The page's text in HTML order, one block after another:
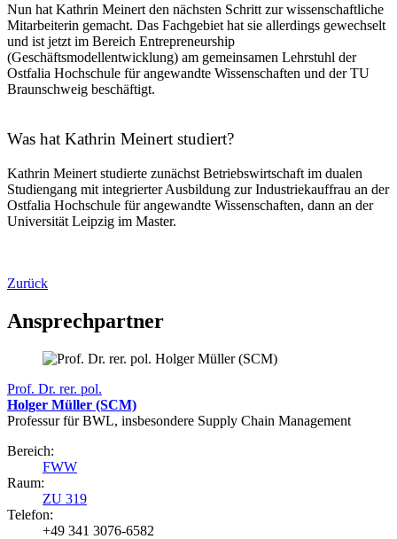
Nun hat Kathrin Meinert den nächsten Schritt zur wissenschaftliche
Mitarbeiterin gemacht. Das Fachgebiet hat sie allerdings gewechselt
und ist jetzt im Bereich Entrepreneurship
(Geschäftsmodellentwicklung) am gemeinsamen Lehrstuhl der
Ostfalia Hochschule für angewandte Wissenschaften und der TU
Braunschweig beschäftigt.
Was hat Kathrin Meinert studiert?
Kathrin Meinert studierte zunächst Betriebswirtschaft im dualen
Studiengang mit integrierter Ausbildung zur Industriekauffrau an der
Ostfalia Hochschule für angewandte Wissenschaften, dann an der
Universität Leipzig im Master.
Zurück
Ansprechpartner
Prof. Dr. rer. pol.
Holger Müller (SCM)
Professur für BWL, insbesondere Supply Chain Management
Bereich:
FWW
Raum:
ZU 319
Telefon:
+49 341 3076-6582